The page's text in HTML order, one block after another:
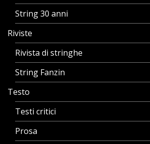
String 30 anni
Riviste
Rivista di stringhe
String Fanzin
Testo
Testi critici
Prosa